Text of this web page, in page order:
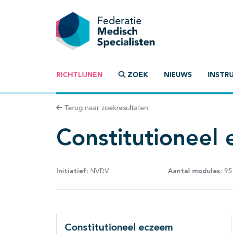
RICHTLIJNEN ZOEK NIEUWS
Terug naar zoekresultaten
Constitutioneel
Initiatief: NVDV Aantal modules: 95
Constitutioneel eczeem